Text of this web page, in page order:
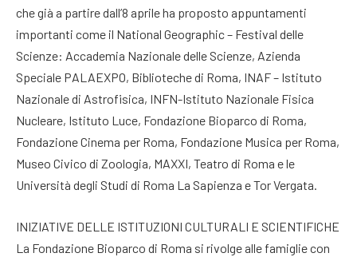
che già a partire dall’8 aprile ha proposto appuntamenti
importanti come il National Geographic – Festival delle
Scienze: Accademia Nazionale delle Scienze, Azienda
Speciale PALAEXPO, Biblioteche di Roma, INAF – Istituto
Nazionale di Astrofisica, INFN-Istituto Nazionale Fisica
Nucleare, Istituto Luce, Fondazione Bioparco di Roma,
Fondazione Cinema per Roma, Fondazione Musica per Roma,
Museo Civico di Zoologia, MAXXI, Teatro di Roma e le
Università degli Studi di Roma La Sapienza e Tor Vergata.
INIZIATIVE DELLE ISTITUZIONI CULTURALI E SCIENTIFICHE
La Fondazione Bioparco di Roma si rivolge alle famiglie con